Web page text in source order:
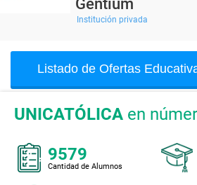
Gentium
Institución privada
Listado de Ofertas
UNICATÓLICA en
9579
Cantidad de Alumnos